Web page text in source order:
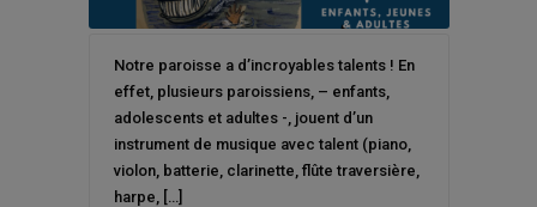
Notre paroisse a d’incroyables talents ! En
effet, plusieurs paroissiens, – enfants,
adolescents et adultes -, jouent d’un
instrument de musique avec talent (piano,
violon, batterie, clarinette, flûte traversière,
harpe, […]